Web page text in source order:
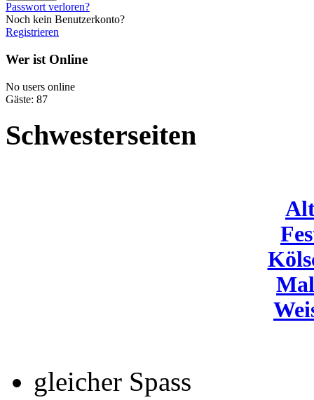
Passwort verloren?
Noch kein Benutzerkonto?
Registrieren
Wer ist Online
No users online
Gäste: 87
Schwesterseiten
gleicher Spass